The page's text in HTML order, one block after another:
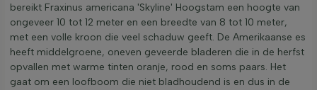
bereikt Fraxinus americana 'Skyline' Hoogstam een hoogte van
ongeveer 10 tot 12 meter en een breedte van 8 tot 10 meter,
met een volle kroon die veel schaduw geeft. De Amerikaanse es
heeft middelgroene, oneven geveerde bladeren die in de herfst
opvallen met warme tinten oranje, rood en soms paars. Het
gaat om een loofboom die niet bladhoudend is en dus in de